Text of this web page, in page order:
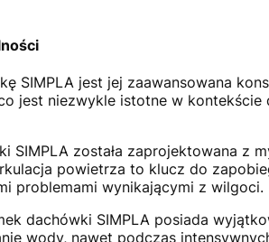
SIMPLA jest jej zaawansowana
jest niezwykle istotne w kontekście
SIMPLA została zaprojektowana z
powietrza to klucz do
problemami wynikającymi z wilgoci.
dachówki SIMPLA posiada
wody, nawet podczas